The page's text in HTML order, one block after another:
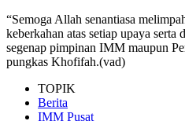
“Semoga Allah senantiasa
keberkahan atas setiap upaya
segenap pimpinan IMM maupun
pungkas Khofifah.(vad)
TOPIK
Berita
IMM Pusat